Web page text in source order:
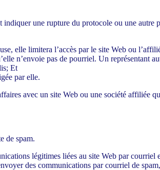
une rupture du protocole ou une autre
elle limitera l’accès par le site Web ou
n’envoie pas de pourriel. Un représentant
Et
par elle.
avec un site Web ou une société affiliée
de spam.
légitimes liées au site Web par courriel
des communications par courriel de